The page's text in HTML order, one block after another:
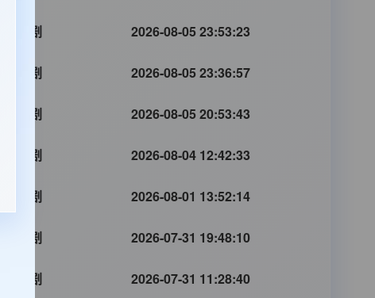
海外剧 2026-08-05 23:53:23
海外剧 2026-08-05 23:36:57
海外剧 2026-08-05 20:53:43
海外剧 2026-08-04 12:42:33
海外剧 2026-08-01 13:52:14
海外剧 2026-07-31 19:48:10
海外剧 2026-07-31 11:28:40